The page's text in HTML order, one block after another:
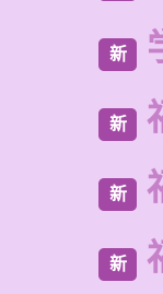
新
新
新
新